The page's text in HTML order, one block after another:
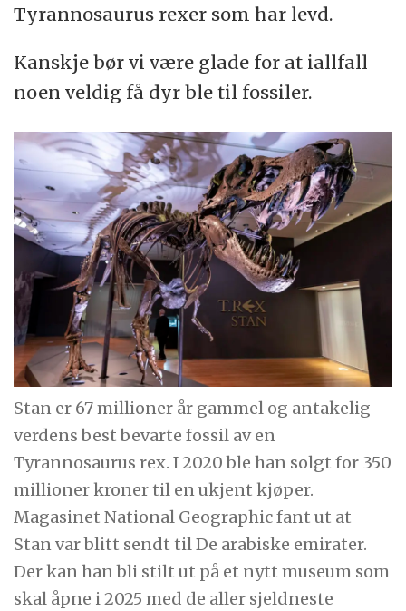
Tyrannosaurus rexer som har levd.
Kanskje bør vi være glade for at iallfall
noen veldig få dyr ble til fossiler.
Stan er 67 millioner år gammel og antakelig
verdens best bevarte fossil av en
Tyrannosaurus rex. I 2020 ble han solgt for 350
millioner kroner til en ukjent kjøper.
Magasinet National Geographic fant ut at
Stan var blitt sendt til De arabiske emirater.
Der kan han bli stilt ut på et nytt museum som
skal åpne i 2025 med de aller sjeldneste